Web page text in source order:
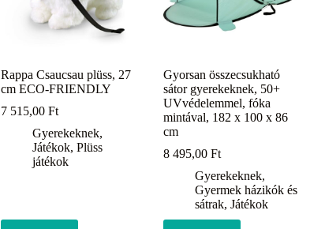
Rappa Csaucsau plüss, 27
cm ECO-FRIENDLY
7 515,00Ft
Gyerekeknek,
Játékok,Plüss
játékok
Gyorsan összecsukható
sátor gyerekeknek, 50+
UVvédelemmel, fóka
mintával, 182 x 100 x 86
cm
8 495,00Ft
Gyerekeknek,
Gyermek házikók és
sátrak,Játékok